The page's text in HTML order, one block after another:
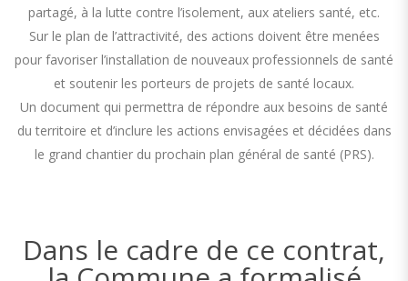
partagé, à la lutte contre l’isolement, aux ateliers santé, etc.
Sur le plan de l’attractivité, des actions doivent être menées
pour favoriser l’installation de nouveaux professionnels de santé
et soutenir les porteurs de projets de santé locaux.
Un document qui permettra de répondre aux besoins de santé
du territoire et d’inclure les actions envisagées et décidées dans
le grand chantier du prochain plan général de santé (PRS).
Dans le cadre de ce contrat,